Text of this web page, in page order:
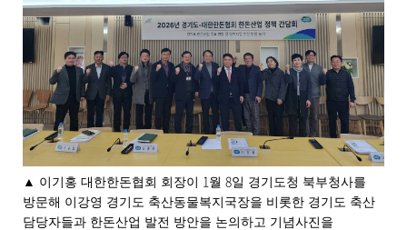
내
을
제
공
합
니
▲ 이기홍 대한한돈협회 회장이 1 월 8일 경기도청 북부청사를
방문해 이강영 경기도 축산동물복지국장을 비롯한 경기도 축산
담당자들과 한돈산업 발전 방안을 논의하고 기념사진을